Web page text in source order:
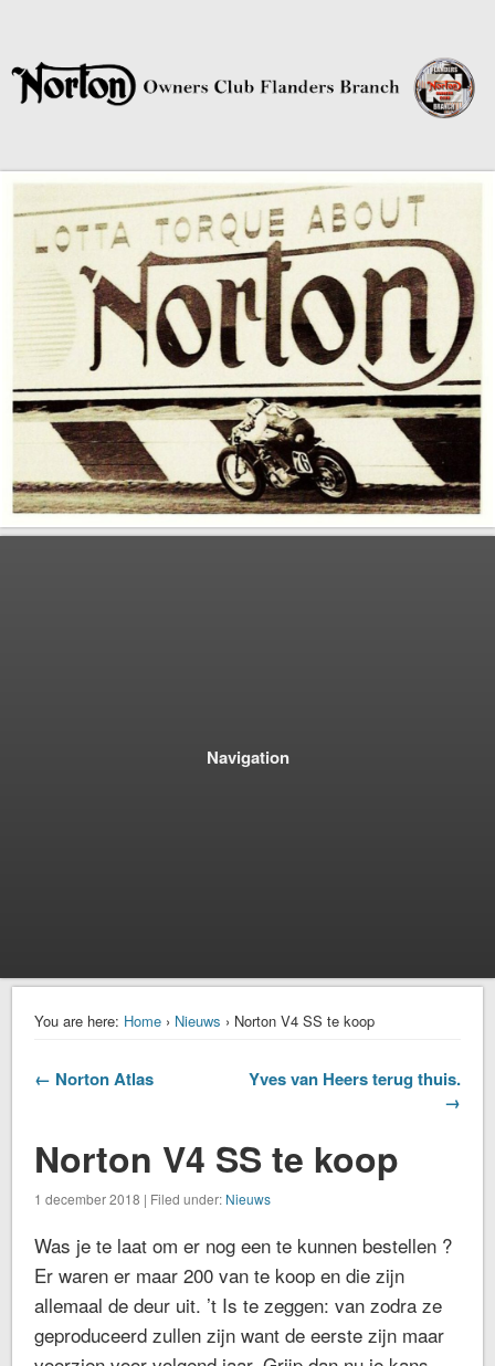
Norton Owners Club Flanders
Branch
Navigation
You are here: Home › Nieuws › Norton V4 SS te koop
← Norton Atlas
Yves van Heers terug thuis.
→
Norton V4 SS te koop
1 december 2018 | Filed under: Nieuws
Was je te laat om er nog een te kunnen bestellen ?
Er waren er maar 200 van te koop en die zijn
allemaal de deur uit. ’t Is te zeggen: van zodra ze
geproduceerd zullen zijn want de eerste zijn maar